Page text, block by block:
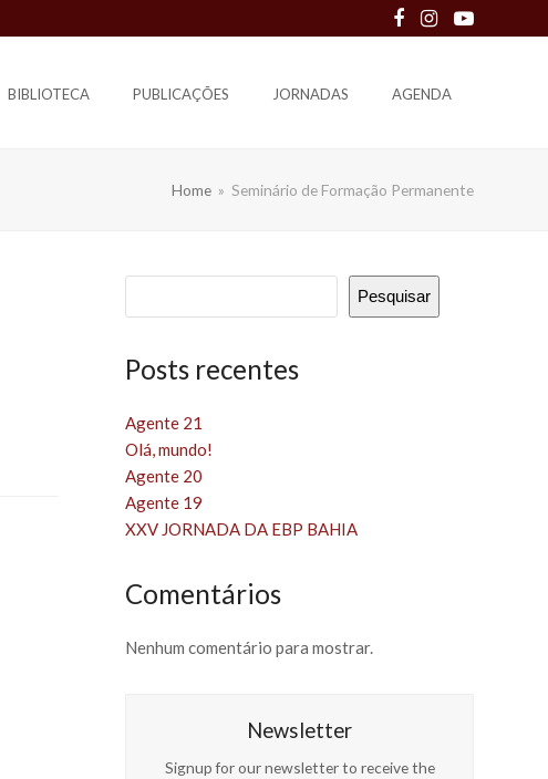
Facebook
Instagram
Youtube
BIBLIOTECA PUBLICAÇÕES JORNADAS AGENDA
Home » Seminário de Formação Permanente
Pesquisar
Posts recentes
Agente 21
Olá, mundo!
Agente 20
Agente 19
XXV JORNADA DA EBP BAHIA
Comentários
Nenhum comentário para mostrar.
Newsletter
Signup for our newsletter to receive the